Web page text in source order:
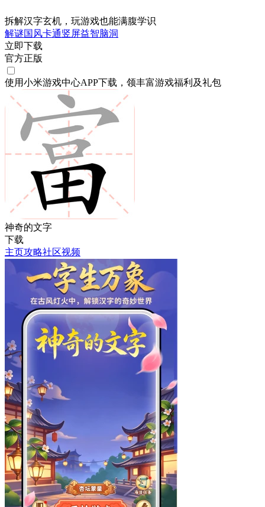
拆解汉字玄机，玩游戏也能满腹学识
解谜国风卡通竖屏益智脑洞
立即下载
官方正版
使用小米游戏中心APP下载 ，领丰富游戏福利 及礼包
神奇的文字
下载
主页攻略社区视频